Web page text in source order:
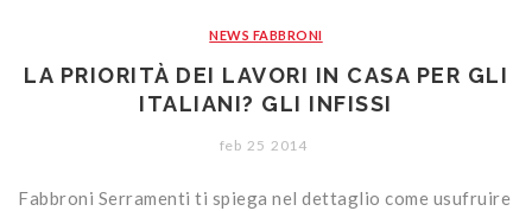
NEWS FABBRONI
LA PRIORITÀ DEI LAVORI IN CASA PER GLI
ITALIANI? GLI INFISSI
feb 25 2014
Fabbroni Serramenti ti spiega nel dettaglio come usufruire